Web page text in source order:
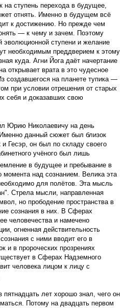
на ступень перехода в будущее,
отнять. Именно в будущем всё
к достижению. Но прежде чем
— к чему и зачем. Поэтому
эволюционной ступени и желание
необходимым преддверием к этому
куда. Агни Йога даёт начертание
открывает врата в это чудесное
создавшегося на планете тупика —
при условии отрешения от старых
себя и доказавших свою
Юрию Николаевичу на день
данный сюжет был близок
Гесэр, он был по складу своего
учёного был лишь
в будущее и пребывание в
над сознанием. Велика эта
для полётов. Эта мысль
Стрела мысли, направленная
но прободение пространства в
сознания в них. В Сферах
человечества и намечено
огненная действительность
с ними вводит его в
и в пророческих прозрениях
в Сферах Надземного
человека лицом к лицу с
лет хорошо знал, чего он
Потому на двадцать первом